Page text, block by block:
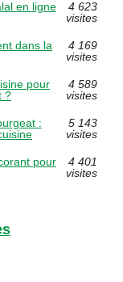
en ligne
4 623
visites
dans la
4 169
visites
pour
?
4 589
visites
:
5 143
visites
pour
4 401
visites